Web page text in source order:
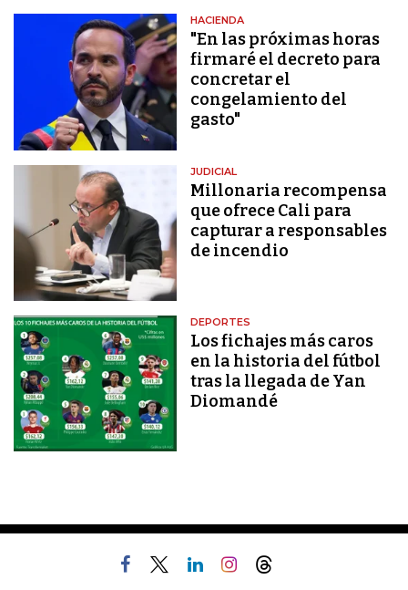
HACIENDA
"En las próximas horas
firmaré el decreto para
concretar el
congelamiento del
gasto"
JUDICIAL
Millonaria recompensa
que ofrece Cali para
capturar a responsables
de incendio
DEPORTES
Los fichajes más caros
en la historia del fútbol
tras la llegada de Yan
Diomandé